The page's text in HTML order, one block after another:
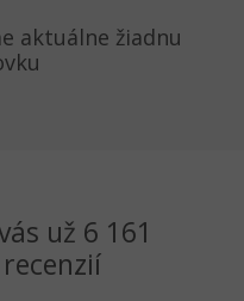
aktuálne žiadnu
už 6 161